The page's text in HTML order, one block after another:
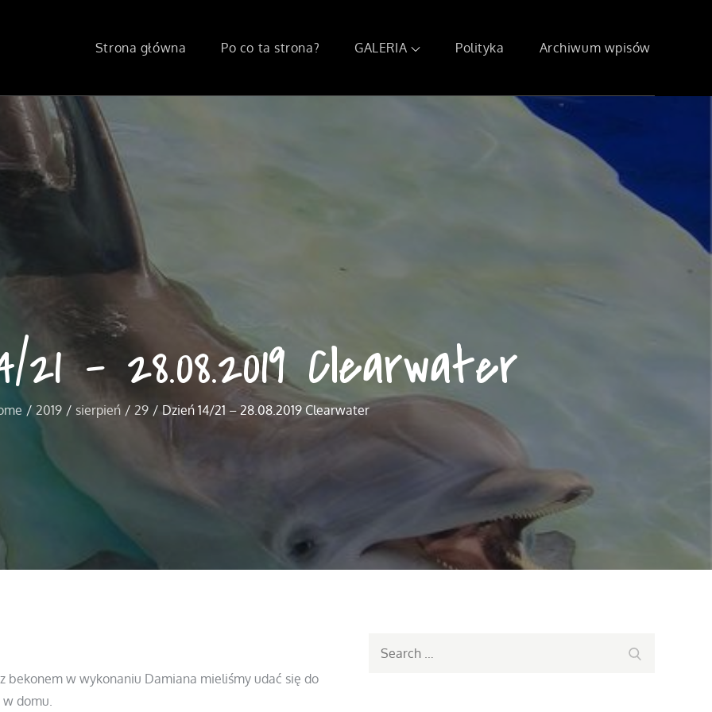
Strona główna Po co ta strona? GALERIA Polityka Archiwum wpisów
– 28.08.2019 Clearwater
2019 sierpień 29 Dzień 14/21 – 28.08.2019 Clearwater
bekonem w wykonaniu Damiana mieliśmy udać się do
w domu.